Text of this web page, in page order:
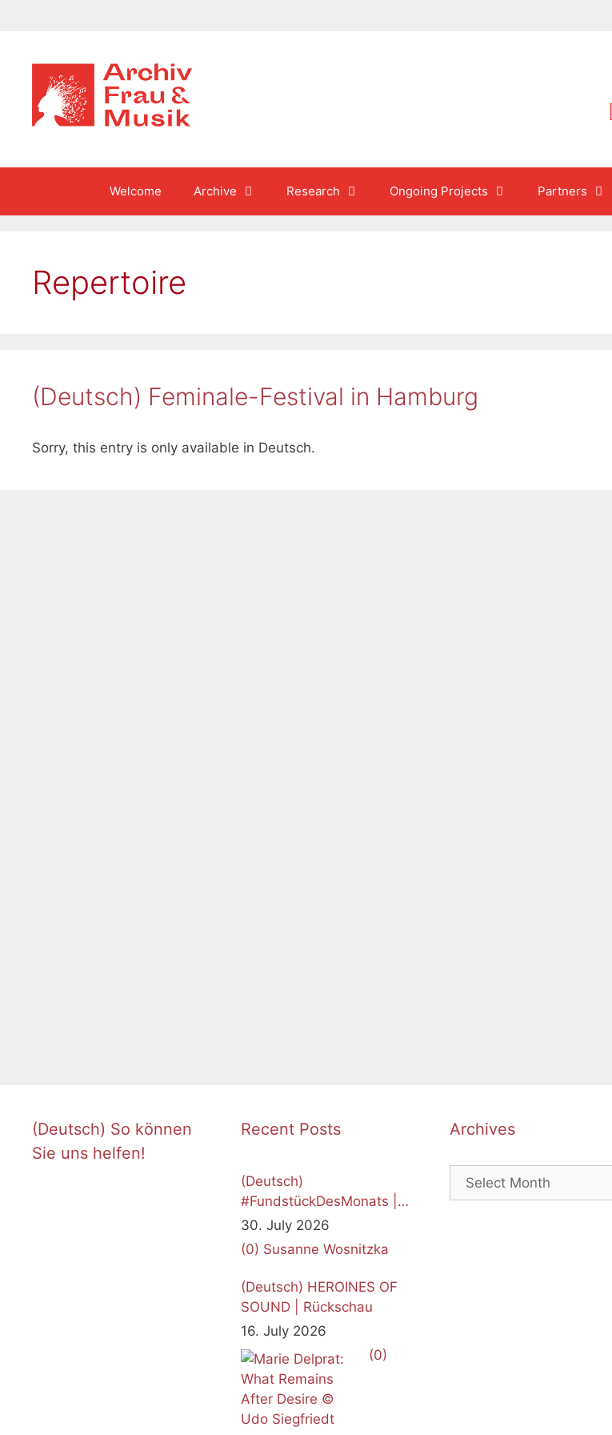
Welcome Archive Research Ongoing Projects Partners
Repertoire
(Deutsch) Feminale-Festival in Hamburg
Sorry, this entry is only available in Deutsch.
(Deutsch) So können
Sie uns helfen!
Recent Posts
(Deutsch)
#FundstückDesMonats |
Juli 2026
30. July 2026
(0) Susanne Wosnitzka
(Deutsch) HEROINES OF
SOUND | Rückschau
16. July 2026
(0)
Archives
Archives